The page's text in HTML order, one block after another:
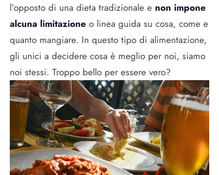
l’opposto di una dieta tradizionale e non impone
alcuna limitazione o linea guida su cosa, come e
quanto mangiare. In questo tipo di alimentazione,
gli unici a decidere cosa è meglio per noi, siamo
noi stessi. Troppo bello per essere vero?